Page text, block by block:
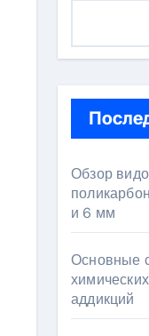
Обзор
и 6 мм
Основные
аддикций